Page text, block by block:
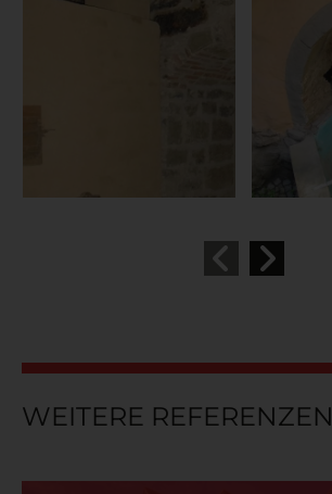
WEITERE REFERENZEN